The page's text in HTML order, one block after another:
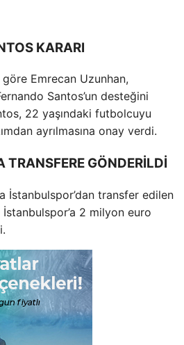
KARARI
Emrecan Uzunhan,
Santos’un desteğini
22 yaşındaki futbolcuyu
ayrılmasına onay verdi.
TRANSFERE GÖNDERİLDİ
İstanbulspor’dan transfer edilen
2 milyon euro